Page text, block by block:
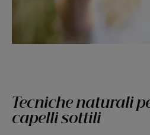
Tecniche naturali
capelli sottili